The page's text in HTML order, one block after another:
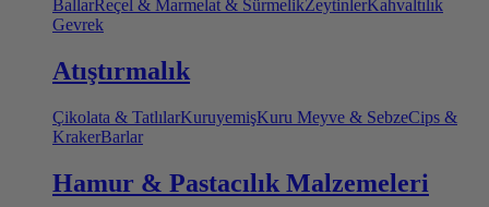
BallarReçel & Marmelat & SürmelikZeytinlerKahvaltılık
Gevrek
Atıştırmalık
Çikolata & TatlılarKuruyemişKuru Meyve & SebzeCips &
KrakerBarlar
Hamur & Pastacılık Malzemeleri